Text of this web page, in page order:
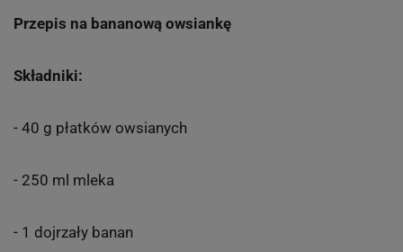
Przepis na bananową owsiankę
Składniki:
- 40 g płatków owsianych
- 250 ml mleka
- 1 dojrzały banan